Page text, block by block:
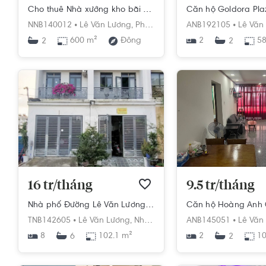
Cho thuê Nhà xưởng kho bãi Phước Kiển, Nhà Bè mặt tiền đường Lê Văn Lương
NNB140012 • Lê Văn Lương, Phước Kiển, Nhà Bè, Hồ Chí Minh
2
600 m² Đông
ANB192105 • Lê
2
2
16 tr/tháng
Nhà phố Đường Lê Văn Lương 4 tầng diện tích 102.1m² hướng đông nam pháp lý sổ hồng.
TNB142605 • Lê Văn Lương, Nhơn Đức, Nhà Bè, Hồ Chí Minh
8
6 102.1 m²
9.5 tr/tháng
ANB145051 • Lê
2
2